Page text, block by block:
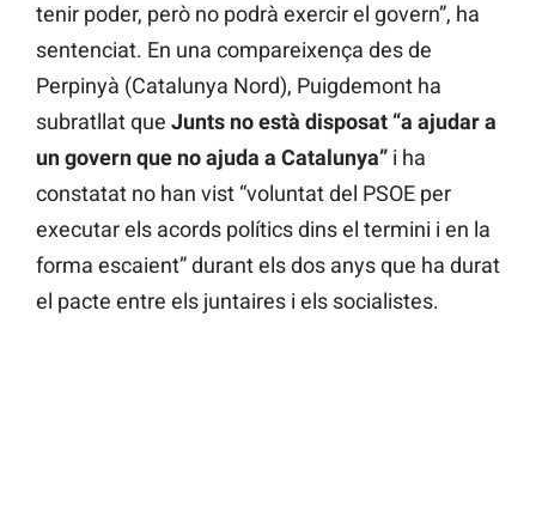
tenir poder, però no podrà exercir el govern”, ha
sentenciat. En una compareixença des de
Perpinyà (Catalunya Nord), Puigdemont ha
subratllat que Junts no està disposat “a ajudar a
un govern que no ajuda a Catalunya” i ha
constatat no han vist “voluntat del PSOE per
executar els acords polítics dins el termini i en la
forma escaient” durant els dos anys que ha durat
el pacte entre els juntaires i els socialistes.